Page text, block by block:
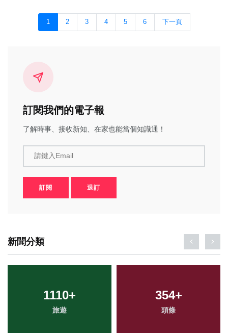
1 2 3 4 5 6 下一頁
訂閱我們的電子報
了解時事、接收新知、在家也能當個知識通！
請鍵入Email
訂閱 退訂
新聞分類
1110+
旅遊
354+
頭條